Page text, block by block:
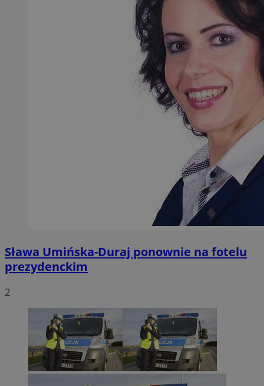
Sława Umińska-Duraj ponownie na fotelu
prezydenckim
2